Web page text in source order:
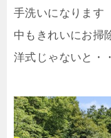
手洗いになります
中もきれいにお掃
洋式じゃないと・